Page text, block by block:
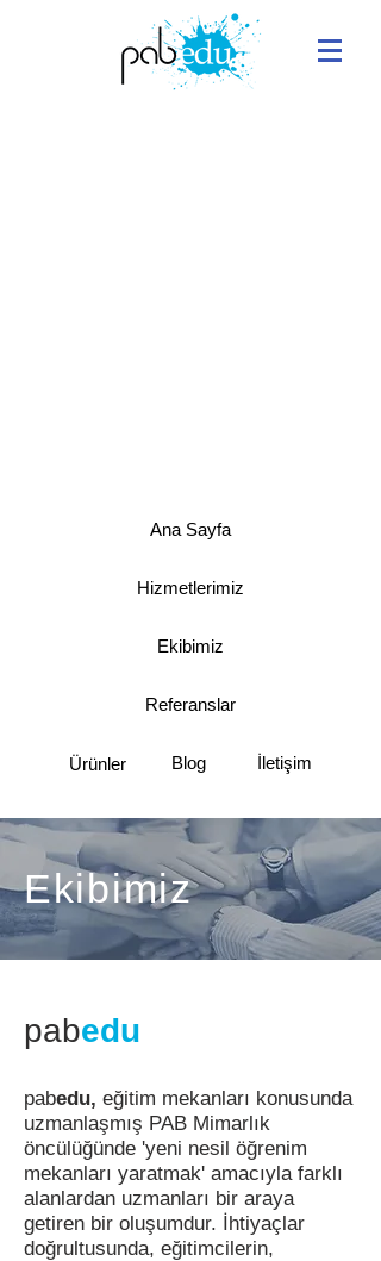
Ana Sayfa
Hizmetlerimiz
Ekibimiz
Referanslar
Ürünler Blog İletişim
Ekibimiz
pabedu
pabedu, eğitim mekanları konusunda
uzmanlaşmış PAB Mimarlık
öncülüğünde 'yeni nesil öğrenim
mekanları yaratmak' amacıyla farklı
alanlardan uzmanları bir araya
getiren bir oluşumdur. İhtiyaçlar
doğrultusunda, eğitimcilerin,